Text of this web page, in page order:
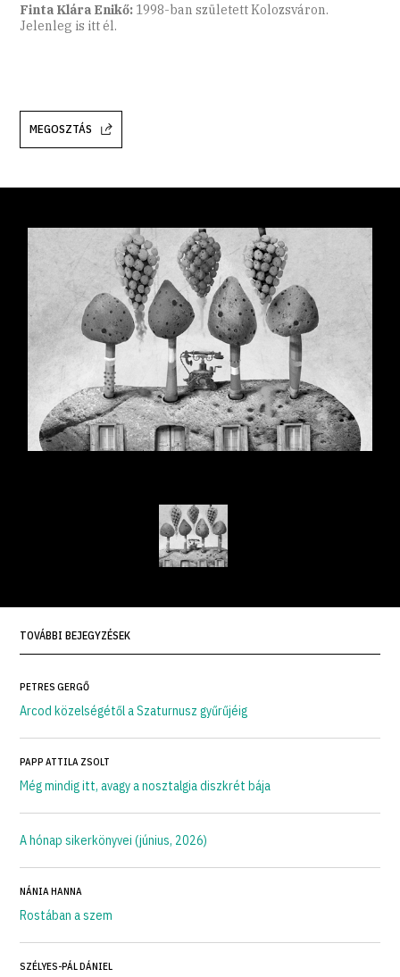
Finta Klára Enikő: 1998-ban született Kolozsváron.
Jelenleg is itt él.
MEGOSZTÁS
TOVÁBBI BEJEGYZÉSEK
PETRES GERGŐ
Arcod közelségétől a Szaturnusz gyűrűjéig
PAPP ATTILA ZSOLT
Még mindig itt, avagy a nosztalgia diszkrét bája
A hónap sikerkönyvei (június, 2026)
NÁNIA HANNA
Rostában a szem
SZÉLYES-PÁL DÁNIEL